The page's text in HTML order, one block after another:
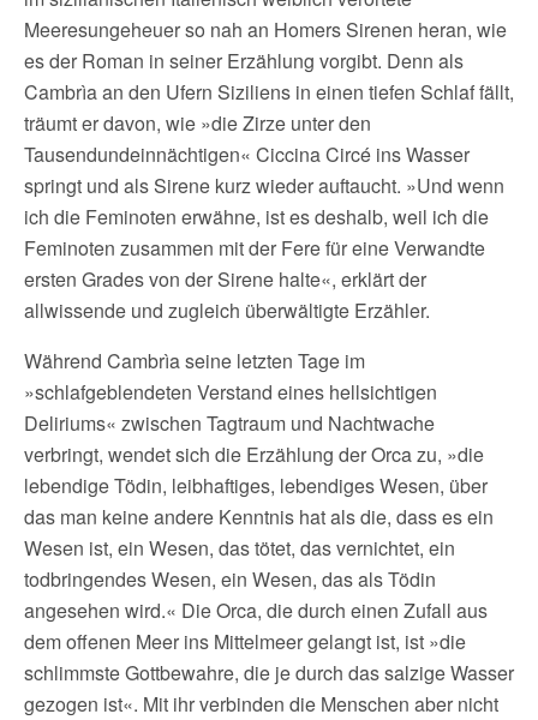
Meeresungeheuer so nah an Homers Sirenen heran, wie
es der Roman in seiner Erzählung vorgibt. Denn als
Cambrìa an den Ufern Siziliens in einen tiefen Schlaf fällt,
träumt er davon, wie »die Zirze unter den
Tausendundeinnächtigen« Ciccina Circé ins Wasser
springt und als Sirene kurz wieder auftaucht. »Und wenn
ich die Feminoten erwähne, ist es deshalb, weil ich die
Feminoten zusammen mit der Fere für eine Verwandte
ersten Grades von der Sirene halte«, erklärt der
allwissende und zugleich überwältigte Erzähler.
Während Cambrìa seine letzten Tage im
»schlafgeblendeten Verstand eines hellsichtigen
Deliriums« zwischen Tagtraum und Nachtwache
verbringt, wendet sich die Erzählung der Orca zu, »die
lebendige Tödin, leibhaftiges, lebendiges Wesen, über
das man keine andere Kenntnis hat als die, dass es ein
Wesen ist, ein Wesen, das tötet, das vernichtet, ein
todbringendes Wesen, ein Wesen, das als Tödin
angesehen wird.« Die Orca, die durch einen Zufall aus
dem offenen Meer ins Mittelmeer gelangt ist, ist »die
schlimmste Gottbewahre, die je durch das salzige Wasser
gezogen ist«. Mit ihr verbinden die Menschen aber nicht